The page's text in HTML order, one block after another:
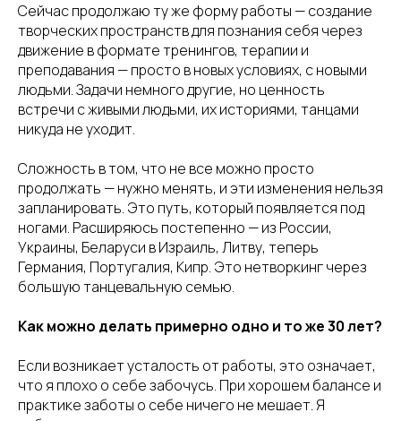
Сейчас продолжаю ту же форму работы — создание
творческих пространств для познания себя через
движение в формате тренингов, терапии и
преподавания — просто в новых условиях, с новыми
людьми. Задачи немного другие, но ценность
встречи с живыми людьми, их историями, танцами
никуда не уходит.
Сложность в том, что не все можно просто
продолжать — нужно менять, и эти изменения нельзя
запланировать. Это путь, который появляется под
ногами. Расширяюсь постепенно — из России,
Украины, Беларуси в Израиль, Литву, теперь
Германия, Португалия, Кипр. Это нетворкинг через
большую танцевальную семью.
Как можно делать примерно одно и то же 30 лет?
Если возникает усталость от работы, это означает,
что я плохо о себе забочусь. При хорошем балансе и
практике заботы о себе ничего не мешает. Я